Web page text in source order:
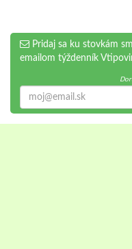
Pridaj sa ku stovkám
emailom týždenník